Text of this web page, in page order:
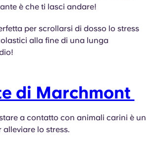
è che ti lasci andare!
per scrollarsi di dosso lo stress
alla fine di una lunga
di Marchmont
a contatto con animali carini è un
lo stress.